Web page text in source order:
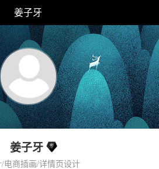
姜子牙
姜子牙
电商插画/详情页设计